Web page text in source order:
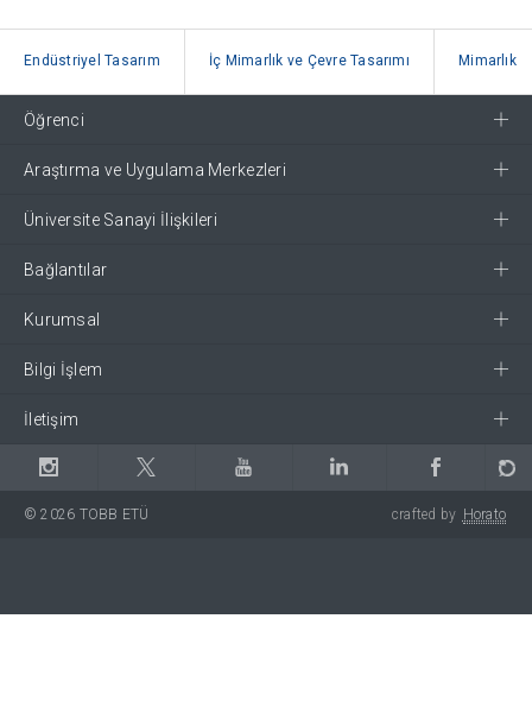
Endüstriyel Tasarım İç Mimarlık ve Çevre Tasarımı Mimarlık
Öğrenci
Araştırma ve Uygulama Merkezleri
Üniversite Sanayi İlişkileri
Bağlantılar
Kurumsal
Bilgi İşlem
İletişim
© 2026 TOBB ETÜ crafted by Horato